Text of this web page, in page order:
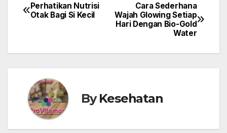
Post
Cara Sederhana
Wajah Glowing Setiap
Hari Dengan Bio-Gold
Water
Perhatikan Nutrisi
Otak Bagi Si Kecil
ByKesehatan